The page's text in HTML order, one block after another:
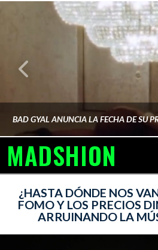
MADSHION
¿HASTA DÓNDE NOS
FOMO Y LOS PRECIOS
ARRUINANDO LA